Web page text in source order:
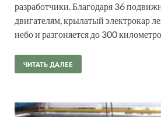
разработчики. Благодаря 36
двигателям, крылатый электрокар
небо и разгоняется до 300
ЧИТАТЬ ДАЛЕЕ